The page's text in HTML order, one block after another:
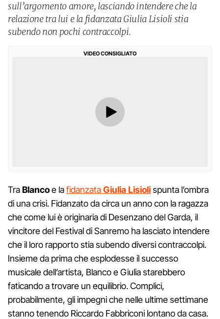
sull’argomento amore, lasciando intendere che la
relazione tra lui e la fidanzata Giulia Lisioli stia
subendo non pochi contraccolpi.
VIDEO CONSIGLIATO
TraBlancoe lafidanzataGiuliaLisiolispunta l’ombra
di una crisi. Fidanzato da circa un anno con la ragazza
che come lui è originaria di Desenzano del Garda, il
vincitore del Festival di Sanremo ha lasciato intendere
che il loro rapporto stia subendo diversi contraccolpi.
Insieme da prima che esplodesse il successo
musicale dell’artista, Blanco e Giulia starebbero
faticando a trovare un equilibrio. Complici,
probabilmente, gli impegni che nelle ultime settimane
stanno tenendo Riccardo Fabbriconi lontano da casa.